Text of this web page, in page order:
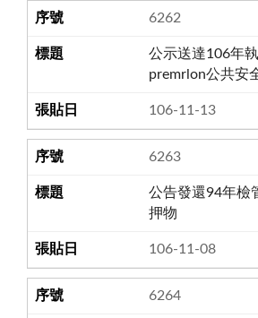
6262
公示送達106年
premrlon公共安
106-11-13
6263
公告發還94年檢
押物
106-11-08
6264